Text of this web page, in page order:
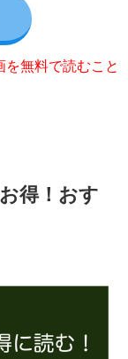
無料で読むこと
得！おす